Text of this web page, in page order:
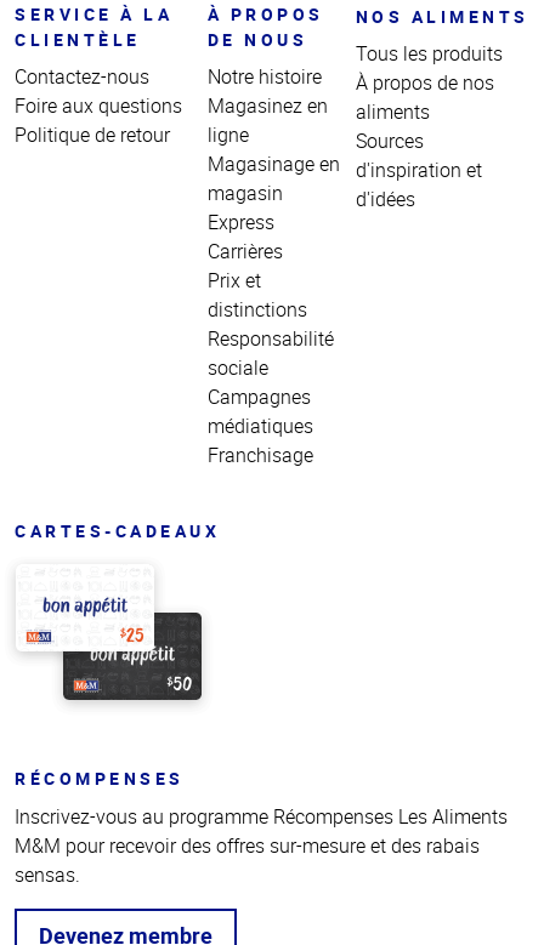
SERVICE À LA
CLIENTÈLE
Contactez-nous
Foire aux questions
Politique de retour
À PROPOS
DE NOUS
Notre histoire
Magasinez en
ligne
Magasinage en
magasin
Express
Carrières
Prix et
distinctions
Responsabilité
sociale
Campagnes
médiatiques
Franchisage
NOS ALIMENTS
Tous les produits
À propos de nos
aliments
Sources
d'inspiration et
d'idées
CARTES-CADEAUX
RÉCOMPENSES
Inscrivez-vous au programme Récompenses Les Aliments
M&M pour recevoir des offres sur-mesure et des rabais
sensas.
Devenez membre